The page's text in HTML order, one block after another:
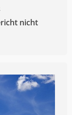
nicht